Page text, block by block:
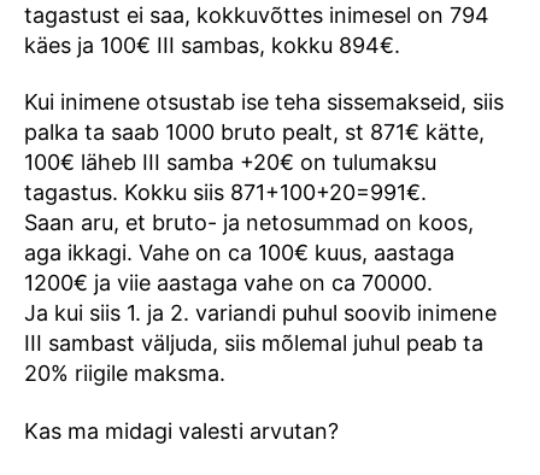
tagastust ei saa, kokkuvõttes inimesel on 794
käes ja 100€ III sambas, kokku 894€.
Kui inimene otsustab ise teha sissemakseid, siis
palka ta saab 1000 bruto pealt, st 871€ kätte,
100€ läheb III samba +20€ on tulumaksu
tagastus. Kokku siis 871+100+20=991€.
Saan aru, et bruto- ja netosummad on koos,
aga ikkagi. Vahe on ca 100€ kuus, aastaga
1200€ ja viie aastaga vahe on ca 70000.
Ja kui siis 1. ja 2. variandi puhul soovib inimene
III sambast väljuda, siis mõlemal juhul peab ta
20% riigile maksma.
Kas ma midagi valesti arvutan?